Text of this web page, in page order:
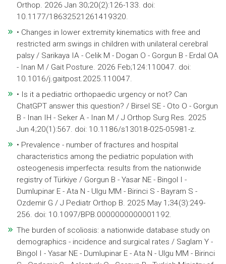
Orthop. 2026 Jan 30;20(2):126-133. doi:
10.1177/18632521261419320.
• Changes in lower extremity kinematics with free and
restricted arm swings in children with unilateral cerebral
palsy / Sarikaya IA - Celik M - Dogan O - Gorgun B - Erdal OA
- Inan M / Gait Posture. 2026 Feb;124:110047. doi:
10.1016/j.gaitpost.2025.110047.
• Is it a pediatric orthopaedic urgency or not? Can
ChatGPT answer this question? / Birsel SE - Oto O - Gorgun
B - Inan IH - Seker A - Inan M / J Orthop Surg Res. 2025
Jun 4;20(1):567. doi: 10.1186/s13018-025-05981-z.
• Prevalence - number of fractures and hospital
characteristics among the pediatric population with
osteogenesis imperfecta: results from the nationwide
registry of Türkiye / Gorgun B - Yasar NE - Bingol I -
Dumlupinar E - Ata N - Ulgu MM - Birinci S - Bayram S -
Ozdemir G / J Pediatr Orthop B. 2025 May 1;34(3):249-
256. doi: 10.1097/BPB.0000000000001192.
The burden of scoliosis: a nationwide database study on
demographics - incidence and surgical rates / Saglam Y -
Bingol I - Yasar NE - Dumlupinar E - Ata N - Ulgu MM - Birinci